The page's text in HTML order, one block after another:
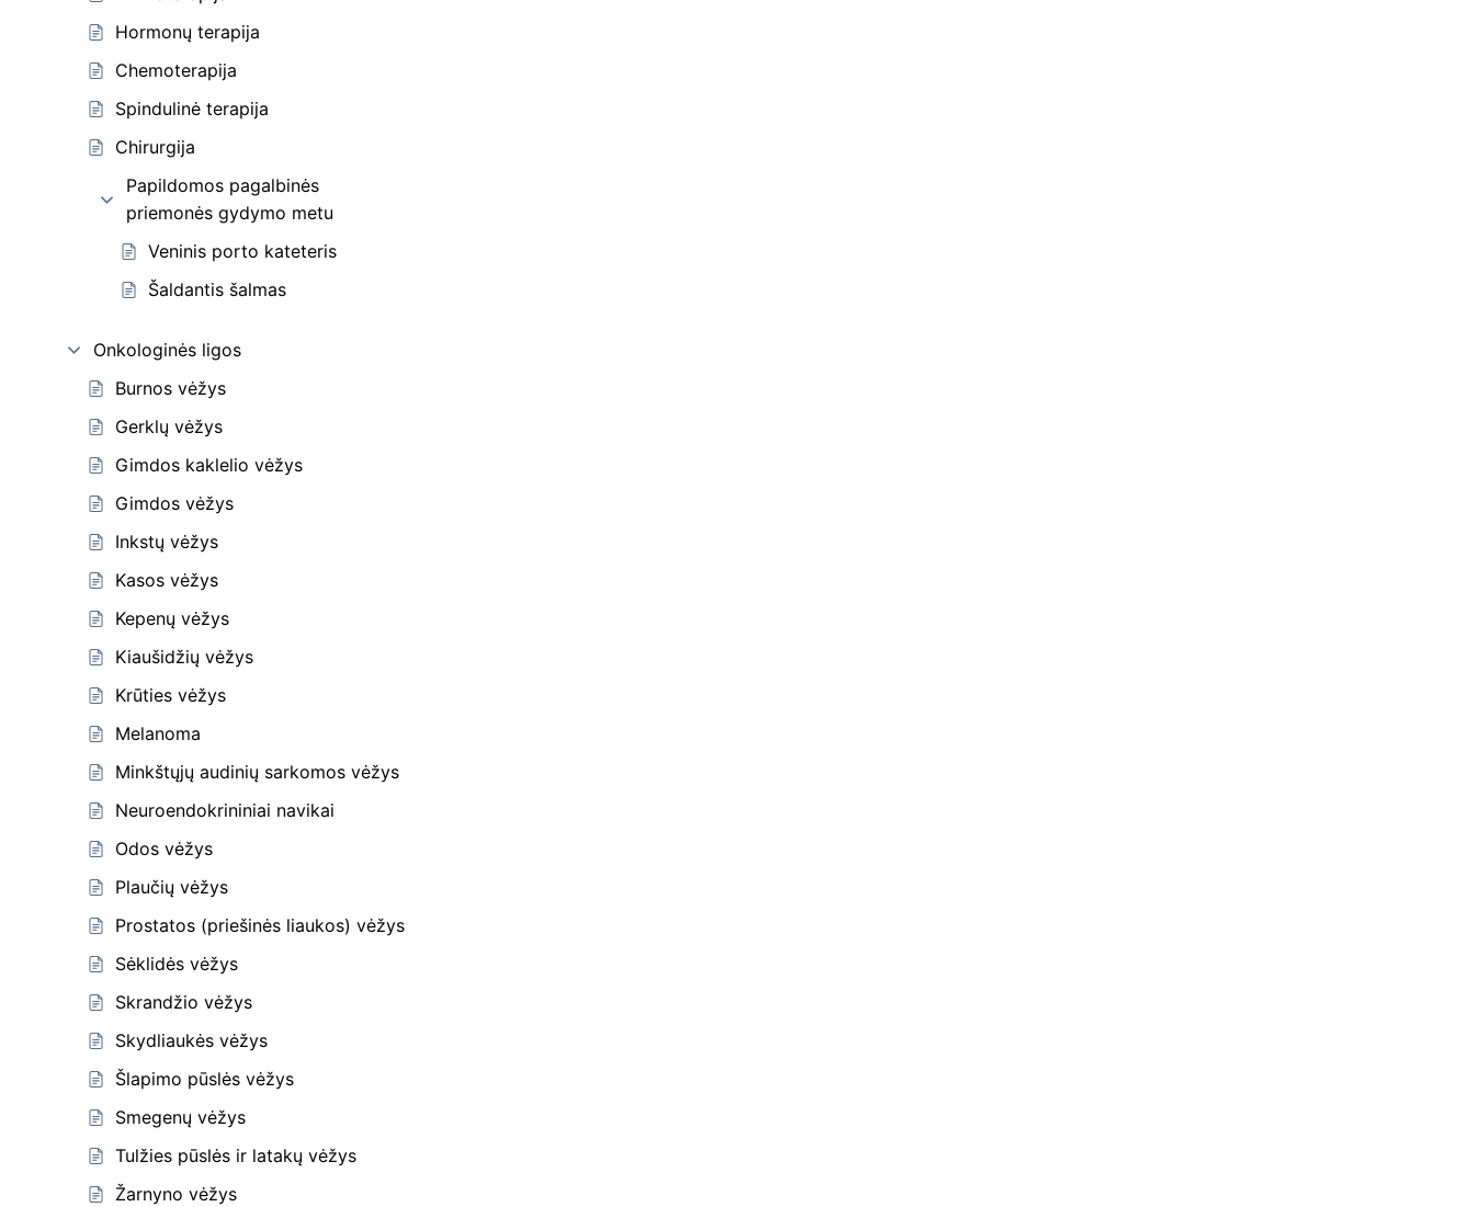
Hormonų terapija
Chemoterapija
Spindulinė terapija
Chirurgija
Papildomos pagalbinės
priemonės gydymo metu
Veninis porto kateteris
Šaldantis šalmas
Onkologinės ligos
Burnos vėžys
Gerklų vėžys
Gimdos kaklelio vėžys
Gimdos vėžys
Inkstų vėžys
Kasos vėžys
Kepenų vėžys
Kiaušidžių vėžys
Krūties vėžys
Melanoma
Minkštųjų audinių sarkomos vėžys
Neuroendokrininiai navikai
Odos vėžys
Plaučių vėžys
Prostatos (priešinės liaukos) vėžys
Sėklidės vėžys
Skrandžio vėžys
Skydliaukės vėžys
Šlapimo pūslės vėžys
Smegenų vėžys
Tulžies pūslės ir latakų vėžys
Žarnyno vėžys